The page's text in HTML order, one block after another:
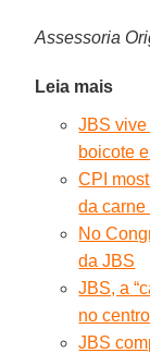
Assessoria
Leia mais
JBS vive
boicote
CPI
da carne
No
da JBS
JBS, a
no
JBS